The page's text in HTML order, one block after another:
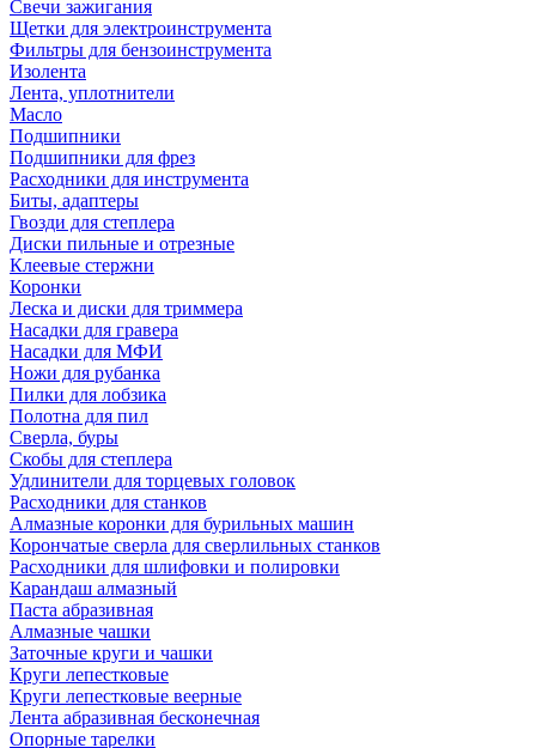
Свечи зажигания
Щетки для электроинструмента
Фильтры для бензоинструмента
Изолента
Лента, уплотнители
Масло
Подшипники
Подшипники для фрез
Расходники для инструмента
Биты, адаптеры
Гвозди для степлера
Диски пильные и отрезные
Клеевые стержни
Коронки
Леска и диски для триммера
Насадки для гравера
Насадки для МФИ
Ножи для рубанка
Пилки для лобзика
Полотна для пил
Сверла, буры
Скобы для степлера
Удлинители для торцевых головок
Расходники для станков
Алмазные коронки для бурильных машин
Корончатые сверла для сверлильных станков
Расходники для шлифовки и полировки
Карандаш алмазный
Паста абразивная
Алмазные чашки
Заточные круги и чашки
Круги лепестковые
Круги лепестковые веерные
Лента абразивная бесконечная
Опорные тарелки